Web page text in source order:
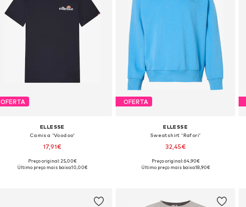
OFERTA
ELLESSE
Camisa 'Voodoo'
17,91€
Tamanhos disponíveis: XS, S, M, L, XL
Preço original: 25,00€
Último preço mais baixo:10,00€
OFERTA
ELLESSE
Sweatshirt 'Rafori'
32,45€
+ 1
Tamanhos disponíveis: S, M, L
Preço original: 64,90€
Último preço mais baixo:18,90€